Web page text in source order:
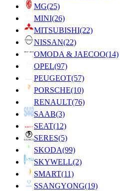
MG(25)
MINI(26)
MITSUBISHI(22)
NISSAN(22)
OMODA & JAECOO(14)
OPEL(97)
PEUGEOT(57)
PORSCHE(10)
RENAULT(76)
SAAB(3)
SEAT(12)
SERES(5)
SKODA(99)
SKYWELL(2)
SMART(11)
SSANGYONG(19)